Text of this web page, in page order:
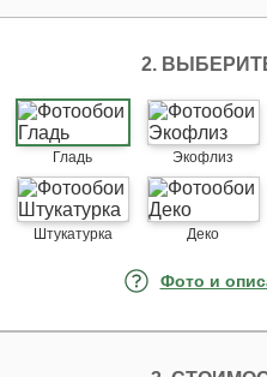
2.
Гладь Экофлиз
Штукатурка Деко
Фото и